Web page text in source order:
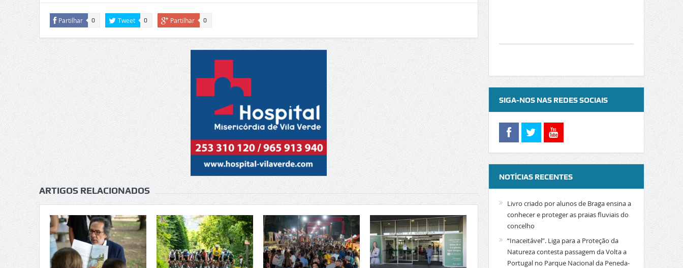
Partilhar 0 Tweet 0 Partilhar 0
ARTIGOS RELACIONADOS
SIGA-NOS NAS REDES SOCIAIS
NOTÍCIAS RECENTES
Livro criado por alunos de Braga ensina a
conhecer e proteger as praias fluviais do
concelho
“Inaceitável”. Liga para a Proteção da
Natureza contesta passagem da Volta a
Portugal no Parque Nacional da Peneda-